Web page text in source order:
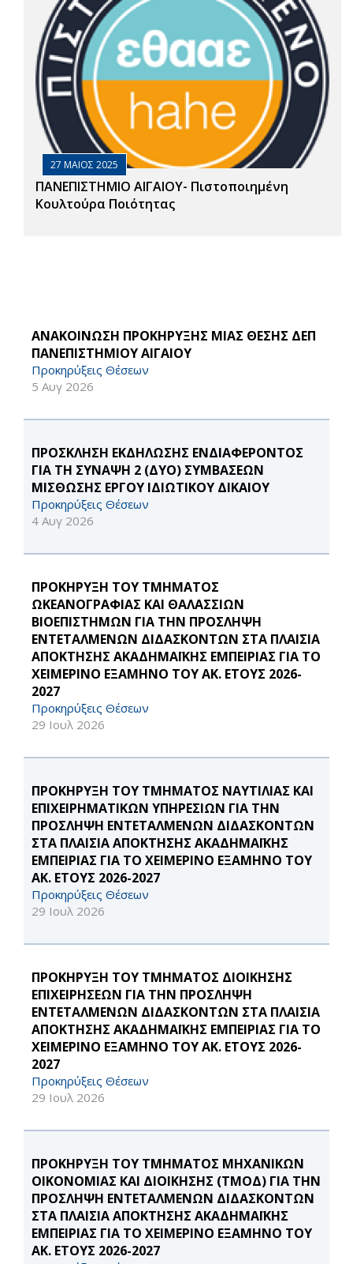
27 ΜΑΙΟΣ 2025
ΠΑΝΕΠΙΣΤΗΜΙΟ ΑΙΓΑΙΟΥ- Πιστοποιημένη
Κουλτούρα Ποιότητας
ΑΝΑΚΟΙΝΩΣΗ ΠΡΟΚΗΡΥΞΗΣ ΜΙΑΣ ΘΕΣΗΣ ΔΕΠ
ΠΑΝΕΠΙΣΤΗΜΙΟΥ ΑΙΓΑΙΟΥ
Προκηρύξεις Θέσεων
5 Αυγ 2026
ΠΡΟΣΚΛΗΣΗ ΕΚΔΗΛΩΣΗΣ ΕΝΔΙΑΦΕΡΟΝΤΟΣ
ΓΙΑ ΤΗ ΣΥΝΑΨΗ 2 (ΔΥΟ) ΣΥΜΒΑΣΕΩΝ
ΜΙΣΘΩΣΗΣ ΕΡΓΟΥ ΙΔΙΩΤΙΚΟΥ ΔΙΚΑΙΟΥ
Προκηρύξεις Θέσεων
4 Αυγ 2026
ΠΡΟΚΗΡΥΞΗ ΤΟΥ ΤΜΗΜΑΤΟΣ
ΩΚΕΑΝΟΓΡΑΦΙΑΣ ΚΑΙ ΘΑΛΑΣΣΙΩΝ
ΒΙΟΕΠΙΣΤΗΜΩΝ ΓΙΑ ΤΗΝ ΠΡΟΣΛΗΨΗ
ΕΝΤΕΤΑΛΜΕΝΩΝ ΔΙΔΑΣΚΟΝΤΩΝ ΣΤΑ ΠΛΑΙΣΙΑ
ΑΠΟΚΤΗΣΗΣ ΑΚΑΔΗΜΑΪΚΗΣ ΕΜΠΕΙΡΙΑΣ ΓΙΑ ΤΟ
ΧΕΙΜΕΡΙΝΟ ΕΞΑΜΗΝΟ ΤΟΥ ΑΚ. ΕΤΟΥΣ 2026-
2027
Προκηρύξεις Θέσεων
29 Ιουλ 2026
ΠΡΟΚΗΡΥΞΗ ΤΟΥ ΤΜΗΜΑΤΟΣ ΝΑΥΤΙΛΙΑΣ ΚΑΙ
ΕΠΙΧΕΙΡΗΜΑΤΙΚΩΝ ΥΠΗΡΕΣΙΩΝ ΓΙΑ ΤΗΝ
ΠΡΟΣΛΗΨΗ ΕΝΤΕΤΑΛΜΕΝΩΝ ΔΙΔΑΣΚΟΝΤΩΝ
ΣΤΑ ΠΛΑΙΣΙΑ ΑΠΟΚΤΗΣΗΣ ΑΚΑΔΗΜΑΪΚΗΣ
ΕΜΠΕΙΡΙΑΣ ΓΙΑ ΤΟ ΧΕΙΜΕΡΙΝΟ ΕΞΑΜΗΝΟ ΤΟΥ
ΑΚ. ΕΤΟΥΣ 2026-2027
Προκηρύξεις Θέσεων
29 Ιουλ 2026
ΠΡΟΚΗΡΥΞΗ ΤΟΥ ΤΜΗΜΑΤΟΣ ΔΙΟΙΚΗΣΗΣ
ΕΠΙΧΕΙΡΗΣΕΩΝ ΓΙΑ ΤΗΝ ΠΡΟΣΛΗΨΗ
ΕΝΤΕΤΑΛΜΕΝΩΝ ΔΙΔΑΣΚΟΝΤΩΝ ΣΤΑ ΠΛΑΙΣΙΑ
ΑΠΟΚΤΗΣΗΣ ΑΚΑΔΗΜΑΪΚΗΣ ΕΜΠΕΙΡΙΑΣ ΓΙΑ ΤΟ
ΧΕΙΜΕΡΙΝΟ ΕΞΑΜΗΝΟ ΤΟΥ ΑΚ. ΕΤΟΥΣ 2026-
2027
Προκηρύξεις Θέσεων
29 Ιουλ 2026
ΠΡΟΚΗΡΥΞΗ ΤΟΥ ΤΜΗΜΑΤΟΣ ΜΗΧΑΝΙΚΩΝ
ΟΙΚΟΝΟΜΙΑΣ ΚΑΙ ΔΙΟΙΚΗΣΗΣ (ΤΜΟΔ) ΓΙΑ ΤΗΝ
ΠΡΟΣΛΗΨΗ ΕΝΤΕΤΑΛΜΕΝΩΝ ΔΙΔΑΣΚΟΝΤΩΝ
ΣΤΑ ΠΛΑΙΣΙΑ ΑΠΟΚΤΗΣΗΣ ΑΚΑΔΗΜΑΪΚΗΣ
ΕΜΠΕΙΡΙΑΣ ΓΙΑ ΤΟ ΧΕΙΜΕΡΙΝΟ ΕΞΑΜΗΝΟ ΤΟΥ
ΑΚ. ΕΤΟΥΣ 2026-2027